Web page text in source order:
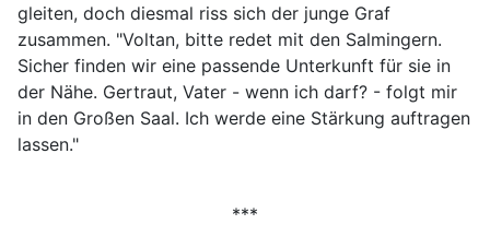
gleiten, doch diesmal riss sich der junge Graf
zusammen. "Voltan, bitte redet mit den Salmingern.
Sicher finden wir eine passende Unterkunft für sie in
der Nähe. Gertraut, Vater - wenn ich darf? - folgt mir
in den Großen Saal. Ich werde eine Stärkung auftragen
lassen."
***